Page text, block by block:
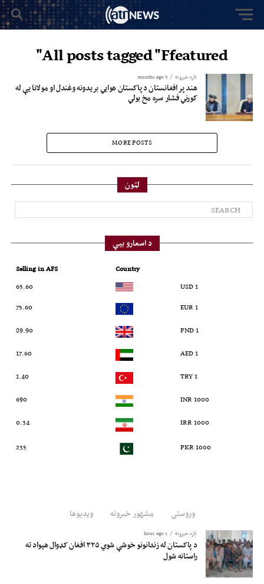
All posts tagged "Ffeatured"
تازه خبرونه 5 months ago
هند پر افغانستان د پاکستان هوايي بریدونه وغندل او مولانا یې له
کورني فشار سره مخ بولي
MORE POSTS
لټون
د اسعارو بیې
Country
Selling in AFS
1 USD
65.60
1 EUR
75.60
1 PND
89.90
1 AED
17.60
1 TRY
1.40
1000 INR
690
1000 IRR
0.34
1000 PKR
235
وروستی مشهور خبرونه ویدیوها
تازه خبرونه 1 hour ago
د پاکستان له زندانونو خوشې شوي ۳۲۵ افغان کډوال هېواد ته
راستانه شول